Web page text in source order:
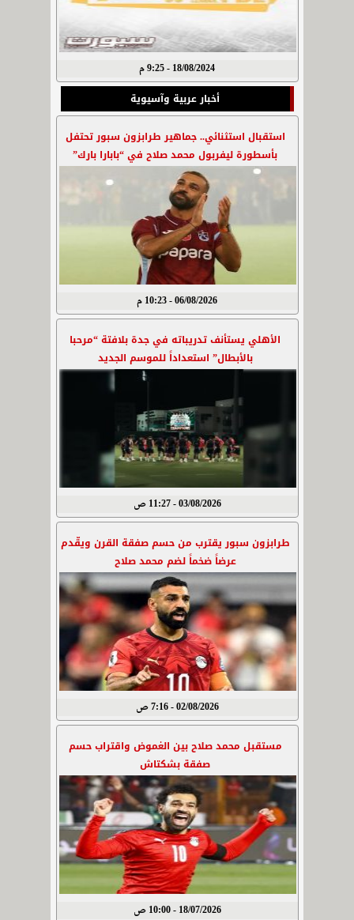
18/08/2024 - 9:25 م
أخبار عربية وآسيوية
استقبال استثنائي.. جماهير طرابزون سبور تحتفل
بأسطورة ليفربول محمد صلاح في “بابارا بارك”
06/08/2026 - 10:23 م
الأهلي يستأنف تدريباته في جدة بلافتة “مرحبا
بالأبطال” استعداداً للموسم الجديد
03/08/2026 - 11:27 ص
طرابزون سبور يقترب من حسم صفقة القرن ويقّدم
عرضاً ضخماً لضم محمد صلاح
02/08/2026 - 7:16 ص
مستقبل محمد صلاح بين الغموض واقتراب حسم
صفقة بشكتاش
18/07/2026 - 10:00 ص